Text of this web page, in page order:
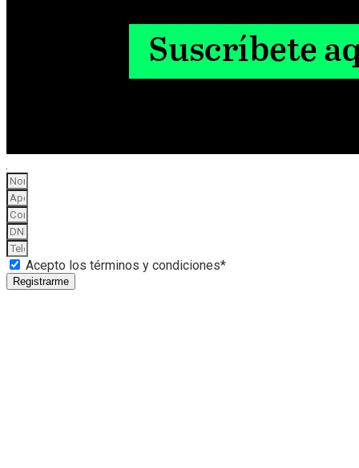
Acepto los términos y condiciones*
Registrarme